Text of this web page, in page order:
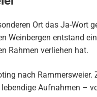
Ort das Ja-Wort
Weinbergen entstand
Rahmen verliehen hat.
nach Rammersweier.
Aufnahmen –